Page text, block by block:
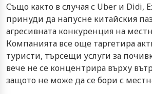
Също както в случая с Uber и Didi,
принуди да напусне китайския
агресивната конкуренция на
Компанията все още таргетира
туристи, търсещи услуги за
вече не се концентрира върху
защото не може да се бори с